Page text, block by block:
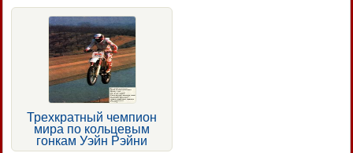
Трехкратный чемпион
мира по кольцевым
гонкам Уэйн Рэйни